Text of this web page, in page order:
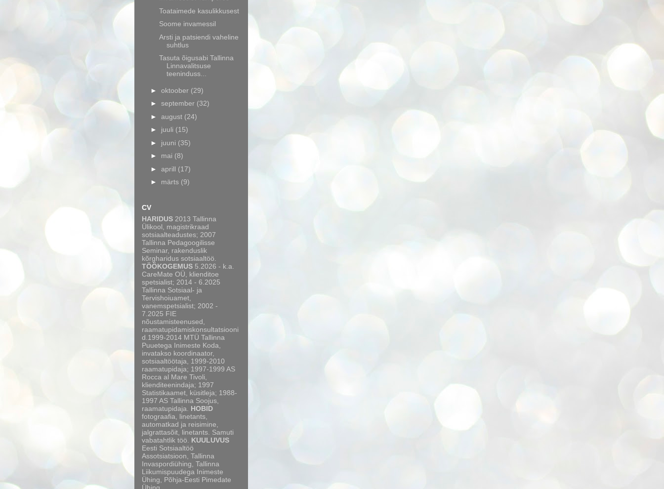
Toataimede kasulikkusest
Soome invamessil
Arsti ja patsiendi vaheline
suhtlus
Tasuta õigusabi Tallinna
Linnavalitsuse
teeninduss...
► oktoober (29)
► september (32)
► august (24)
► juuli (15)
► juuni (35)
► mai (8)
► aprill (17)
► märts (9)
CV
HARIDUS 2013 Tallinna
Ülikool, magistrikraad
sotsiaalteadustes; 2007
Tallinna Pedagoogilisse
Seminar, rakenduslik
kõrgharidus sotsiaaltöö.
TÖÖKOGEMUS 5.2026 - k.a.
CareMate OÜ, klienditoe
spetsialist; 2014 - 6.2025
Tallinna Sotsiaal- ja
Tervishoiuamet,
vanemspetsialist; 2002 -
7.2025 FIE
nõustamisteenused,
raamatupidamiskonsultatsiooni
d.1999-2014 MTÜ Tallinna
Puuetega Inimeste Koda,
invatakso koordinaator,
sotsiaaltöötaja, 1999-2010
raamatupidaja; 1997-1999 AS
Rocca al Mare Tivoli,
klienditeenindaja; 1997
Statistikaamet, küsitleja; 1988-
1997 AS Tallinna Soojus,
raamatupidaja. HOBID
fotograafia, linetants,
automatkad ja reisimine,
jalgrattasõit, linetants. Samuti
vabatahtlik töö. KUULUVUS
Eesti Sotsiaaltöö
Assotsiatsioon, Tallinna
Invaspordiühing, Tallinna
Liikumispuudega Inimeste
Ühing, Põhja-Eesti Pimedate